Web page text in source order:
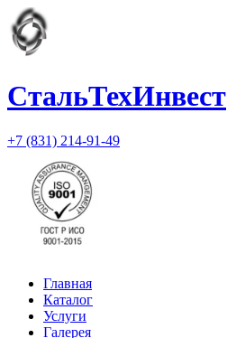
СтальТехИнвест
+7 (831) 214-91-49
Главная
Каталог
Услуги
Галерея